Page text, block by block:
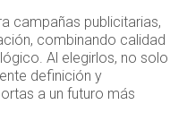
campañas publicitarias,
combinando calidad
Al elegirlos, no solo
definición y
a un futuro más